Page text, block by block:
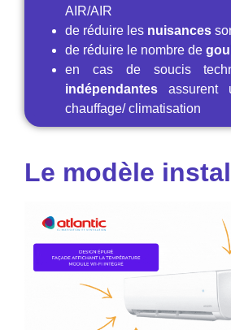
AIR/AIR
de réduire les nuisances
de réduire le nombre de
en cas de soucis
indépendantes assurent
chauffage/ climatisation
Le modèle